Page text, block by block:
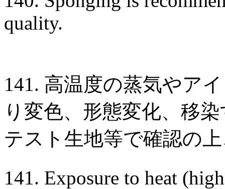
quality.
141. 高温度の蒸気やア
り変色、形態変化、移
テスト生地等で確認の
141. Exposure to heat